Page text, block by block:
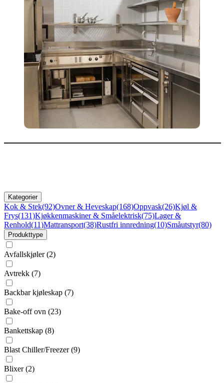
Kategorier
Kok & Stek(92)Ovner & Heveskap(168)Oppvask(26)Kjøl &
Frys(131)Kjøkkenmaskiner & Småelektrisk(75)Lager &
Renhold(11)Mattransport(38)Rustfri innredning(10)Småutstyr(80)
Produkttype
Avfallskjøler(2)
Avtrekk (7)
Backbar kjøleskap (7)
Bake-off ovn (23)
Bankettskap (8)
Blast Chiller/Freezer(9)
Blixer(2)